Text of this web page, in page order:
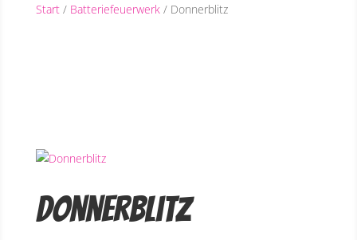
Start/ Batteriefeuerwerk/ Donnerblitz
Donnerblitz